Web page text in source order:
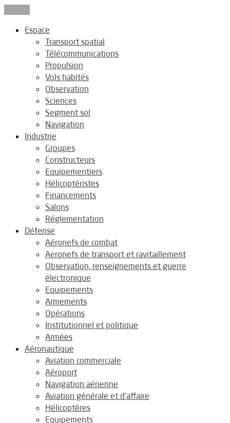
Espace
Transport spatial
Télécommunications
Propulsion
Vols habités
Observation
Sciences
Segment sol
Navigation
Industrie
Groupes
Constructeurs
Equipementiers
Hélicoptéristes
Financements
Salons
Réglementation
Défense
Aéronefs de combat
Aeronefs de transport et ravitaillement
Observation, renseignements et guerre
électronique
Equipements
Armements
Opérations
Institutionnel et politique
Armées
Aéronautique
Aviation commerciale
Aéroport
Navigation aérienne
Aviation générale et d’affaire
Hélicoptères
Equipements